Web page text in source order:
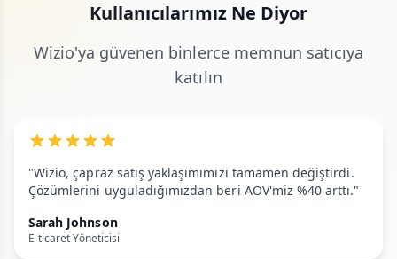
Kullanıcılarımız Ne Diyor
Wizio'ya güvenen binlerce memnun satıcıya
katılın
"Wizio, çapraz satış yaklaşımımızı tamamen değiştirdi.
Çözümlerini uyguladığımızdan beri AOV'miz %40 arttı."
Sarah Johnson
E-ticaret Yöneticisi